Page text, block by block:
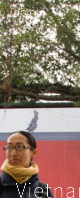
Skip
to
main
content